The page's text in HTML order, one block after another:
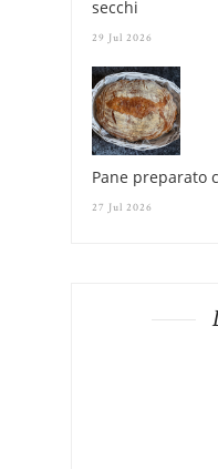
secchi
29 Jul 2026
Pane preparato
27 Jul 2026